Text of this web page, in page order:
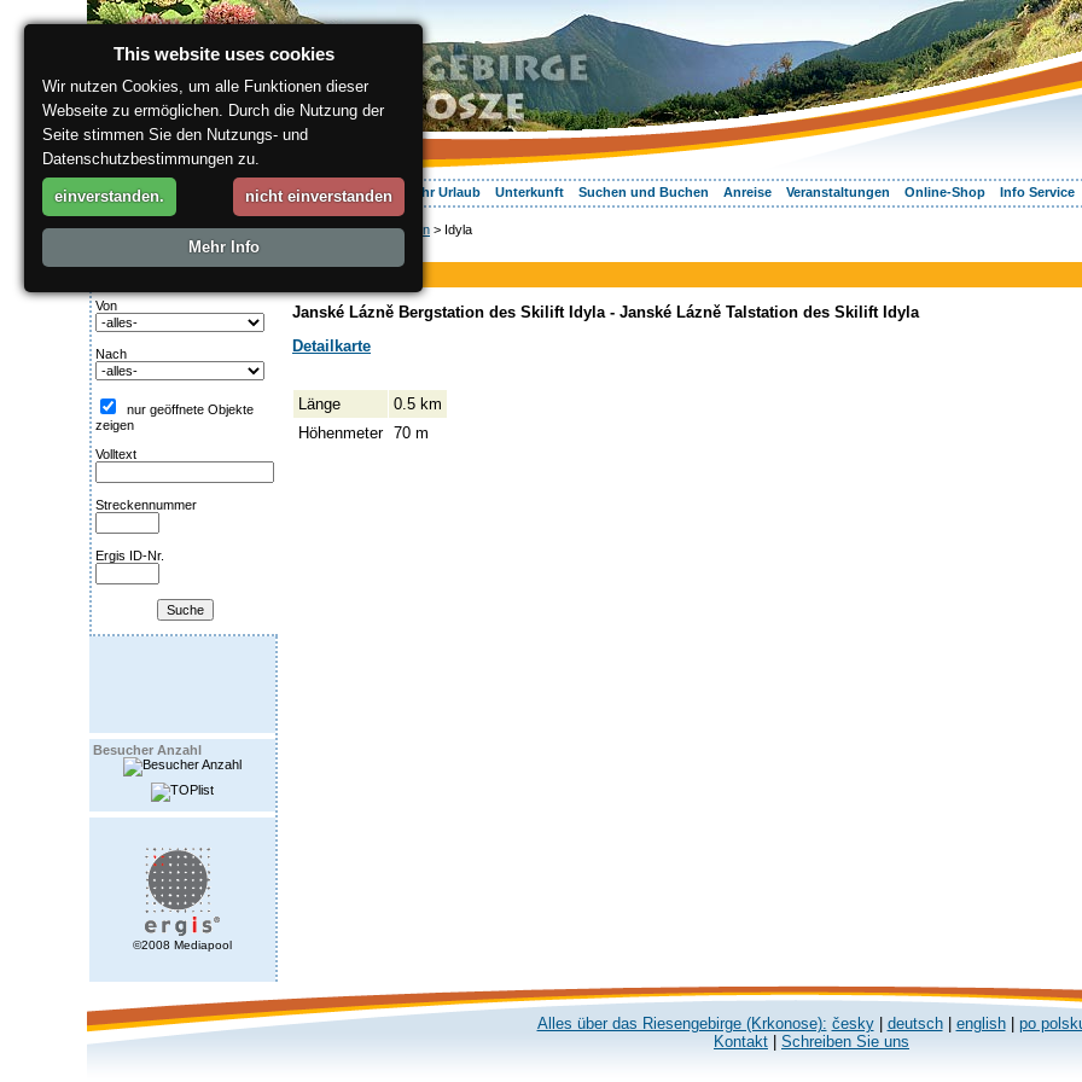
Über die Region Aktiv Erleben Entspannung Ihr Urlaub Unterkunft Suchen und Buchen Anreise Veranstaltungen Online-Shop Info Service
Von
Nach
nur geöffnete Objekte
zeigen
Volltext
Streckennummer
Ergis ID-Nr.
Besucher Anzahl
©2008 Mediapool
ergis.cz>Aktiv Erleben > Idyla
Idyla
Janské Lázně Bergstation des Skilift Idyla - Janské Lázně Talstation des Skilift Idyla
Detailkarte
Länge
0.5 km
Höhenmeter 70 m
Alles über das Riesengebirge (Krkonose): česky| deutsch| english| po
Kontakt
Schreiben Sie uns
This website uses cookies
Wir nutzen Cookies, um alle Funktionen dieser
Webseite zu ermöglichen. Durch die Nutzung der
Seite stimmen Sie den Nutzungs- und
Datenschutzbestimmungen zu.
einverstanden. nicht einverstanden
Mehr Info